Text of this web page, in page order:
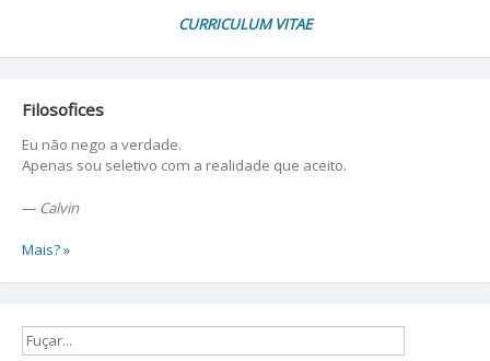
CURRICULUM VITAE
Filosofices
Eu não nego a verdade.
Apenas sou seletivo com a realidade que aceito.
— Calvin
Mais? »